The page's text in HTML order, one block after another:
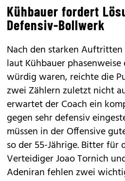
Kühbauer fordert
Defensiv-Bollwerk
Nach den starken
laut Kühbauer phasenweise
würdig waren, reichte die
zwei Zählern zuletzt nicht
erwartet der Coach ein
gegen sehr defensiv
müssen in der Offensive
so der 55-Jährige. Bitter für
Verteidiger Joao Tornich
Adeniran fehlen zwei